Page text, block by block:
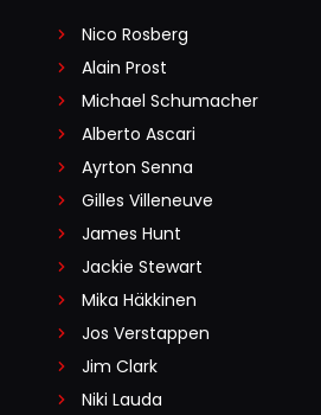
Nico Rosberg
Alain Prost
Michael Schumacher
Alberto Ascari
Ayrton Senna
Gilles Villeneuve
James Hunt
Jackie Stewart
Mika Häkkinen
Jos Verstappen
Jim Clark
Niki Lauda